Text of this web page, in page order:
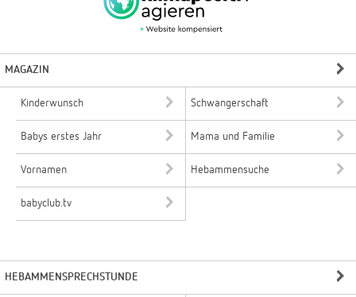
MAGAZIN
Kinderwunsch Schwangerschaft
Babys erstes Jahr Mama und Familie
Vornamen Hebammensuche
babyclub.tv
HEBAMMENSPRECHSTUNDE